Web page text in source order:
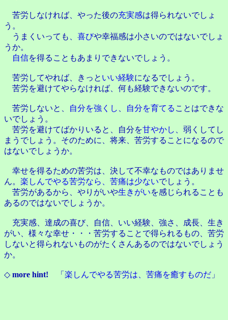
苦労しなければ、やった後の充実感は得られないでしょ
う。
うまくいっても、 喜びや幸福感は小さいのではないでしょ
うか。
自信を得ることもあまりできないでしょう。
苦労してやれば、きっと いい経験になるでしょう。
苦労を避けてやらなければ、何も経験できないのです。
苦労しないと、 自分を強くし 自分を育てる ことはできな
いでしょう。
苦労を避けてばかりいると、自分を甘やかし
、弱くしてし
まうでしょう。そのために、将来、苦労することになるので
はないでしょうか。
幸せを得るための苦労は、決して不幸なものではありませ
ん。 楽しんでやる苦労なら、苦痛は少ないでしょう。
苦労があるから、やりがいや生きがいを感じられることも
あるのではないでしょうか。
充実感、達成の喜び、自信、いい経験、強さ、成長、生き
がい、様々な幸せ・・・苦労することで得られるもの、苦労
しないと得られないものがたくさんあるのではないでしょう
か。
◇ more hint! 「 楽しんでやる苦労は、苦痛を癒すものだ 」